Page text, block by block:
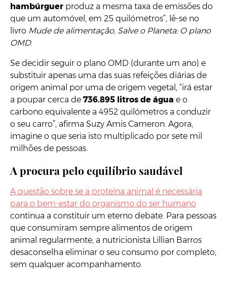
hambúrguer produz a mesma taxa de emissões do
que um automóvel, em 25 quilómetros”, lê-se no
livro Mude de alimentação, Salve o Planeta: O plano
OMD.
Se decidir seguir o plano OMD (durante um ano) e
substituir apenas uma das suas refeições diárias de
origem animal por uma de origem vegetal, “irá estar
a poupar cerca de 736.895 litros de água e o
carbono equivalente a 4952 quilómetros a conduzir
o seu carro”, afirma Suzy Amis Cameron. Agora,
imagine o que seria isto multiplicado por sete mil
milhões de pessoas.
A procura pelo equilíbrio saudável
A questão sobre se a proteína animal é necessária
para o bem-estar do organismo do ser humano
continua a constituir um eterno debate. Para pessoas
que consumiram sempre alimentos de origem
animal regularmente, a nutricionista Lillian Barros
desaconselha eliminar o seu consumo por completo,
sem qualquer acompanhamento.